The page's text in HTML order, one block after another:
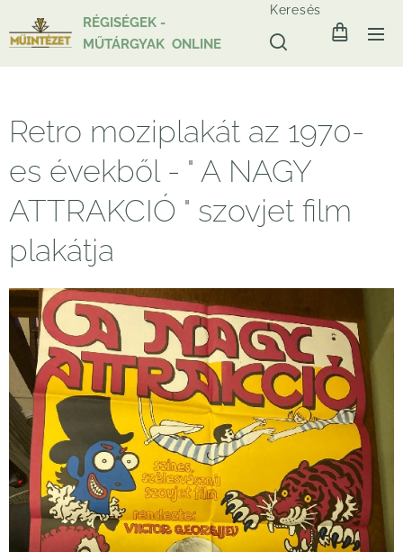
RÉGISÉGEK -
MŰTÁRGYAK ONLINE
Keresés
Retro moziplakát az 1970-
es évekből - " A NAGY
ATTRAKCIÓ " szovjet film
plakátja